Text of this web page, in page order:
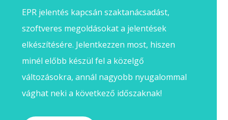
EPR jelentés kapcsán szaktanácsadást,
szoftveres megoldásokat a jelentések
elkészítésére. Jelentkezzen most, hiszen
minél előbb készül fel a közelgő
változásokra, annál nagyobb nyugalommal
vághat neki a következő időszaknak!